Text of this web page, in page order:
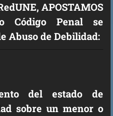
APOSTAMOS
Código Penal se
Abuso de Debilidad:
del estado de
sobre un menor o